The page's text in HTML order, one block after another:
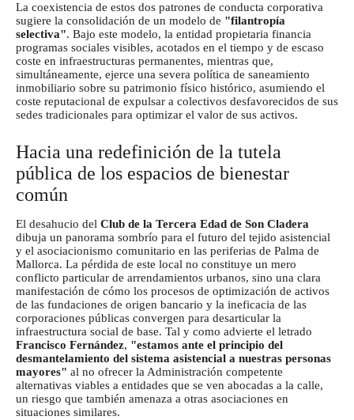
La coexistencia de estos dos patrones de conducta corporativa
sugiere la consolidación de un modelo de "filantropía
selectiva". Bajo este modelo, la entidad propietaria financia
programas sociales visibles, acotados en el tiempo y de escaso
coste en infraestructuras permanentes, mientras que,
simultáneamente, ejerce una severa política de saneamiento
inmobiliario sobre su patrimonio físico histórico, asumiendo el
coste reputacional de expulsar a colectivos desfavorecidos de sus
sedes tradicionales para optimizar el valor de sus activos.
Hacia una redefinición de la tutela
pública de los espacios de bienestar
común
El desahucio del Club de la Tercera Edad de Son Cladera
dibuja un panorama sombrío para el futuro del tejido asistencial
y el asociacionismo comunitario en las periferias de Palma de
Mallorca. La pérdida de este local no constituye un mero
conflicto particular de arrendamientos urbanos, sino una clara
manifestación de cómo los procesos de optimización de activos
de las fundaciones de origen bancario y la ineficacia de las
corporaciones públicas convergen para desarticular la
infraestructura social de base. Tal y como advierte el letrado
Francisco Fernández, "estamos ante el principio del
desmantelamiento del sistema asistencial a nuestras personas
mayores" al no ofrecer la Administración competente
alternativas viables a entidades que se ven abocadas a la calle,
un riesgo que también amenaza a otras asociaciones en
situaciones similares.